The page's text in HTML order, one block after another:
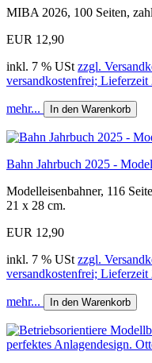
MIBA 2026, 100 Seiten,
EUR 12,90
inkl. 7 % USt zzgl.
versandkostenfrei;
mehr... In den Warenkorb
Bahn Jahrbuch 2025 -
Modelleisenbahner, 116
21 x 28 cm.
EUR 12,90
inkl. 7 % USt zzgl.
versandkostenfrei;
mehr... In den Warenkorb